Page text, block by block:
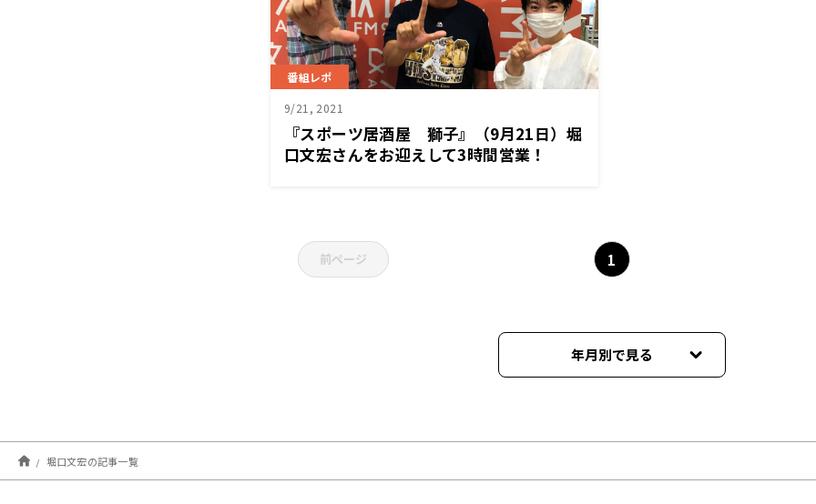
番組レポ
9/21, 2021
『スポーツ居酒屋 獅子』（9月21日）堀
口文宏さんをお迎えして3時間営業！
前ページ 1
年月別で見る
堀口文宏の記事一覧